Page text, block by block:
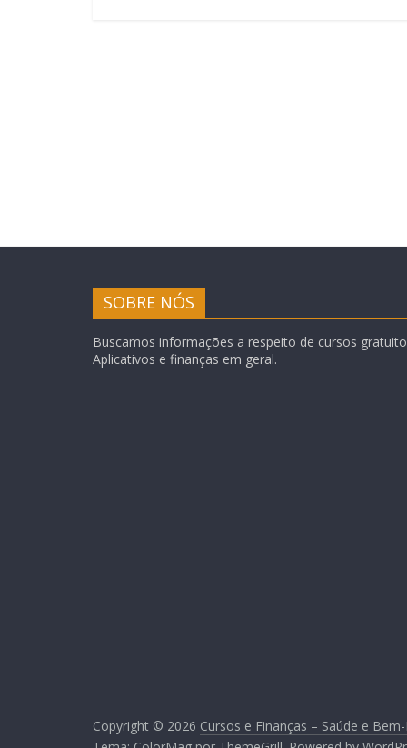
SOBRE NÓS
Buscamos informações a respeito de cursos
Aplicativos e finanças em geral.
Copyright © 2026 Cursos e Finanças – Saúde e